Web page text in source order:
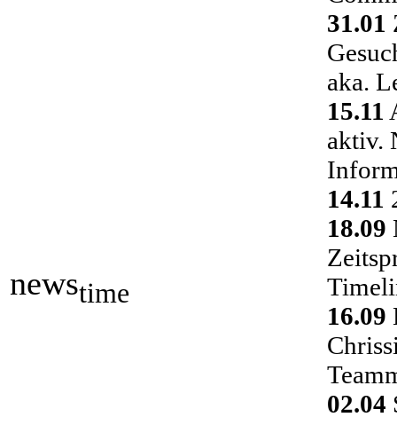
newstime
31.01
aka.
15.11
aktiv.
14.11
18.09
16.09
02.04